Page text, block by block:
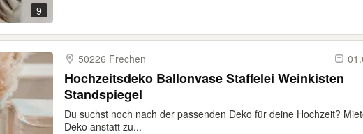
9
50226 Frechen
Hochzeitsdeko Ballonvase Staffelei Weinkisten
Standspiegel
Du suchst noch nach der passenden Deko für deine Hochzeit?
Deko anstatt zu...